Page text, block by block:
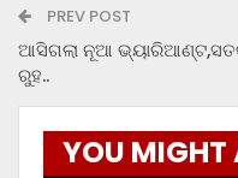
PREV POST
ଆସିଗଲା ନୂଆ
ରୁହ..
YOU MIGHT